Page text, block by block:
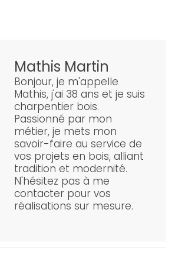
Mathis Martin
Bonjour, je m'appelle
Mathis, j'ai 38 ans et je suis
charpentier bois.
Passionné par mon
métier, je mets mon
savoir-faire au service de
vos projets en bois, alliant
tradition et modernité.
N'hésitez pas à me
contacter pour vos
réalisations sur mesure.